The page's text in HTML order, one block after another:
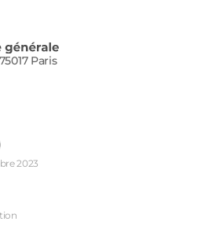
Paris
2023